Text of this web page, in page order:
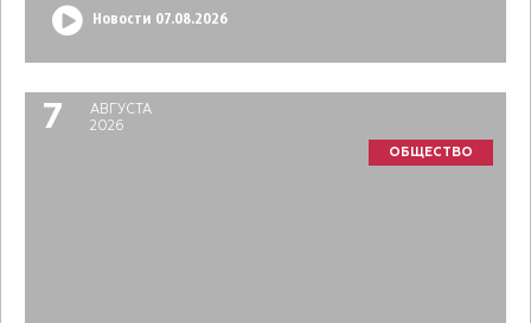
Новости 07.08.2026
7
АВГУСТА
2026
ОБЩЕСТВО